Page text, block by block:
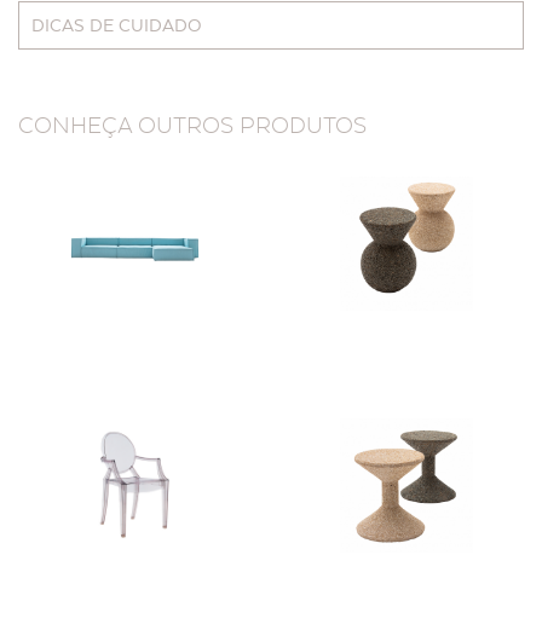
DICAS DE CUIDADO
CONHEÇA OUTROS PRODUTOS